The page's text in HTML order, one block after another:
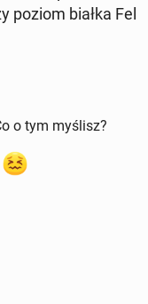
poziom białka Fel
o tym myślisz?